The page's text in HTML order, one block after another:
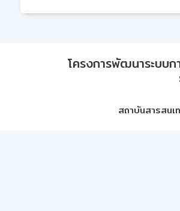
โครงการพัฒนาระบบ
สถาบันสารสน